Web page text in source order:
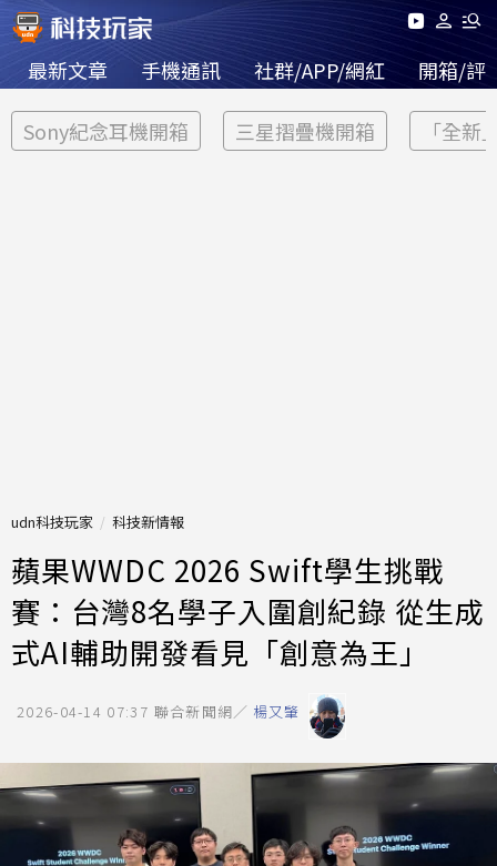
最新文章 手機通訊 社群/APP/網紅 開箱/評
Sony紀念耳機開箱 三星摺疊機開箱 「全新
udn科技玩家 科技新情報
蘋果WWDC 2026 Swift學生挑戰
賽：台灣8名學子入圍創紀錄 從生成
式AI輔助開發看見「創意為王」
2026-04-14 07:37 聯合新聞網／ 楊又肇